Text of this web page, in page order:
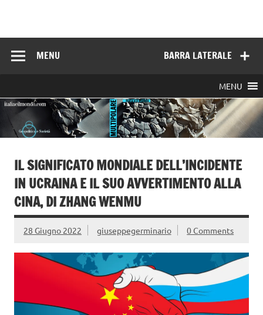
BARRA LATERALE
MENU
MENU
IL SIGNIFICATO MONDIALE DELL’INCIDENTE
IN UCRAINA E IL SUO AVVERTIMENTO ALLA
CINA, DI ZHANG WENMU
28 Giugno 2022 giuseppegerminario 0 Comments